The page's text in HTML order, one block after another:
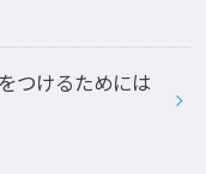
つけるためには